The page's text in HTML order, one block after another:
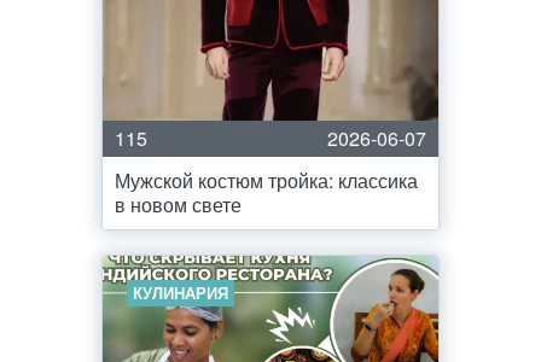
115
2026-06-07
Мужской костюм тройка: классика
в новом свете
КУЛИНАРИЯ